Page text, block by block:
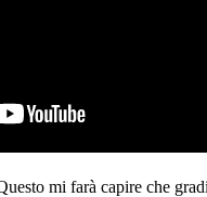
mi farà capire che